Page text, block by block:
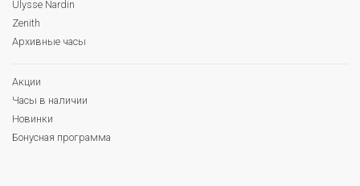
Ulysse Nardin
Zenith
Архивные часы
Акции
Часы в наличии
Новинки
Бонусная программа